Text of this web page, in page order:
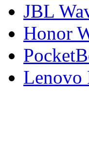
JBL
Honor
Lenovo